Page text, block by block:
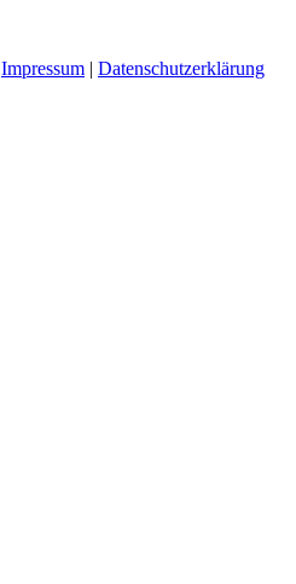
Impressum | Datenschutzerklärung